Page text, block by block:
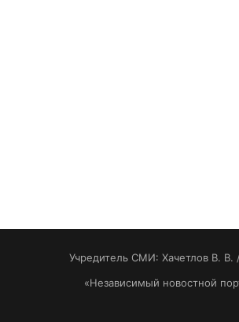
Учредитель СМИ: Хaчeтлoв B.
«Независимый новостной